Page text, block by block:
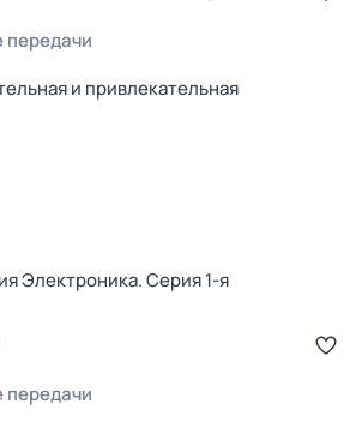
и привлекательная
Электроника. Серия 1-я